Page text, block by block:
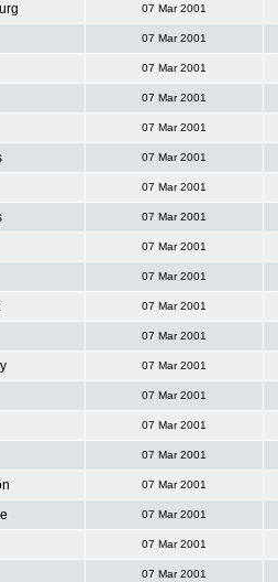
07 Mar 2001
07 Mar 2001
07 Mar 2001
07 Mar 2001
07 Mar 2001
07 Mar 2001
07 Mar 2001
07 Mar 2001
07 Mar 2001
07 Mar 2001
07 Mar 2001
07 Mar 2001
07 Mar 2001
07 Mar 2001
07 Mar 2001
07 Mar 2001
07 Mar 2001
07 Mar 2001
07 Mar 2001
07 Mar 2001